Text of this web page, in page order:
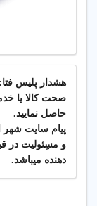
هشدار پلیس
صحت کالا یا
حاصل نمایید.
پیام سایت شهر
و مسِئولیت در
دهنده میباشد.